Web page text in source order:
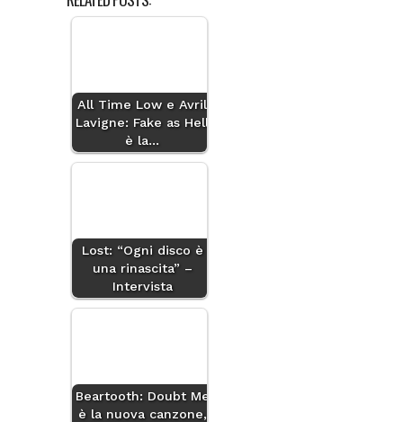
All Time Low e Avril
Lavigne: Fake as Hell
è la…
Lost: “Ogni disco è
una rinascita” –
Intervista
Beartooth: Doubt Me
è la nuova canzone,